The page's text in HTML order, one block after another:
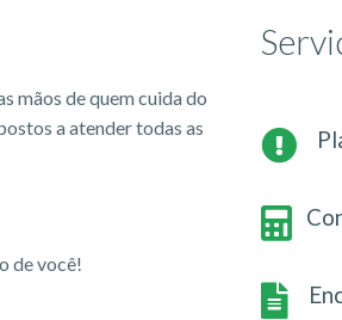
mãos de quem cuida do
a atender todas as
de você!